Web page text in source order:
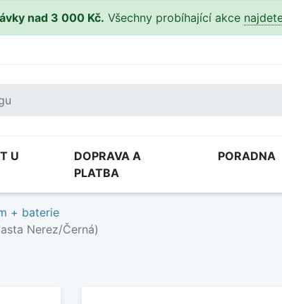
nad 3 000 Kč. Všechny probíhající akce
U
DOPRAVA A
PLATBA
PORADNA
+ baterie
Nerez/Černá)